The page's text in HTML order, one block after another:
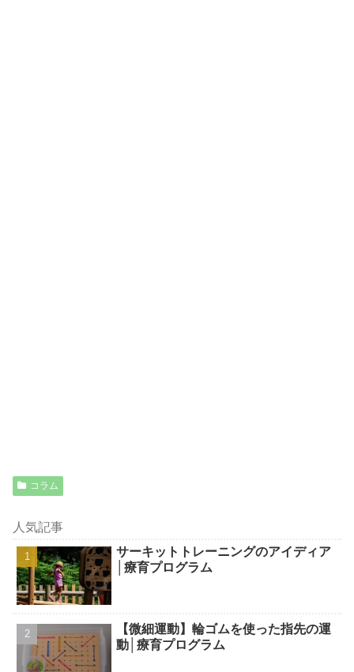
コラム
人気記事
サーキットトレーニングのアイディア
│療育プログラム
【微細運動】輪ゴムを使った指先の運
動│療育プログラム